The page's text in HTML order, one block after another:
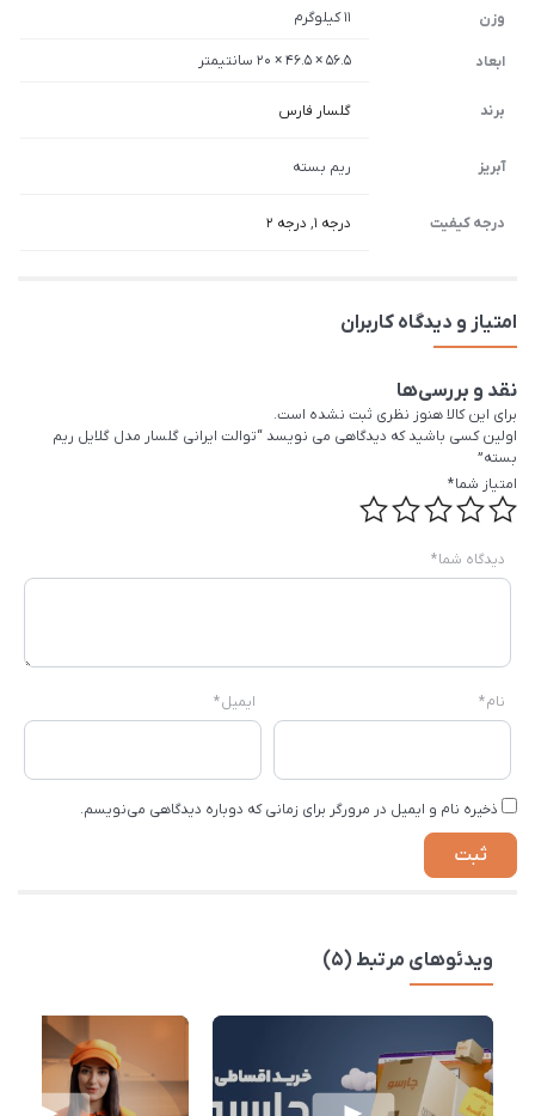
وزن 11 کیلوگرم
ابعاد 56.5 × 46.5 × 20 سانتیمتر
برند گلسار فارس
آبریز ریم بسته
درجه کیفیت درجه 1 , درجه 2
امتیاز و دیدگاه کاربران
نقد و بررسی‌ها
برای این کالا هنوز نظری ثبت نشده است.
اولین کسی باشید که دیدگاهی می نویسد “توالت ایرانی گلسار مدل گلایل ریم
بسته”
امتیاز شما*
دیدگاه شما*
نام* ایمیل*
ذخیره نام و ایمیل در مرورگر برای زمانی که دوباره دیدگاهی می‌نویسم.
ویدئوهای مرتبط (5)